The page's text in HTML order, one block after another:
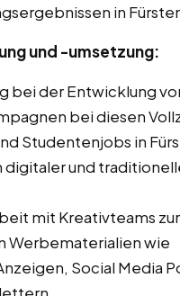
in
und -umsetzung:
bei der Entwicklung
bei diesen
Studentenjobs in
digitaler und
mit Kreativteams zur
Werbematerialien wie
Social Media